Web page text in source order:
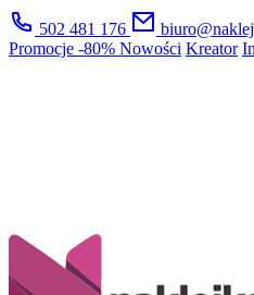
502 481 176
Promocje -80% Nowości Kreator